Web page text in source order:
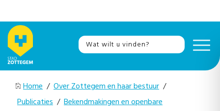
Home / Over Zottegem en haar bestuur /
Publicaties / Bekendmakingen en openbare